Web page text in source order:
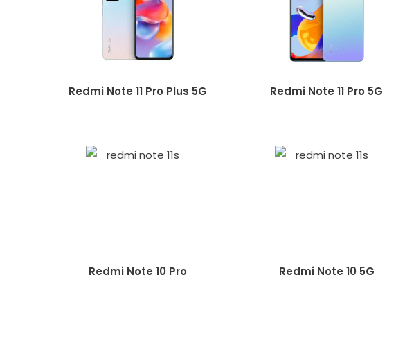
Redmi Note 11 Pro Plus 5G Redmi Note 11 Pro 5G
Redmi Note 10 Pro Redmi Note 10 5G